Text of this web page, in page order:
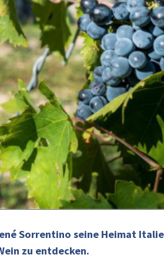
Sorrentino seine Heimat
zu entdecken.